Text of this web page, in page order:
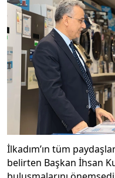
İlkadım’ın tüm
belirten Başkan İhsan